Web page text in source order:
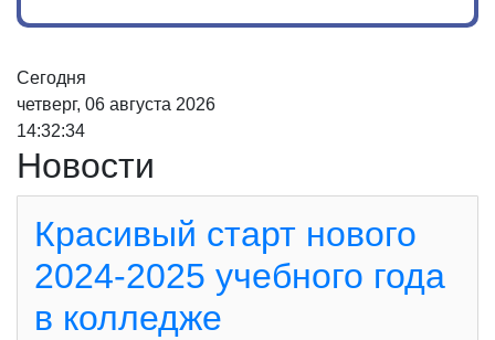
Сегодня
четверг, 06 августа 2026
14:32:36
Новости
Красивый старт нового
2024-2025 учебного года
в колледже